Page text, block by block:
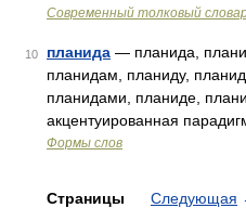
Современный толковый
10 планида — планида,
планидам, планиду,
планидами, планиде,
акцентуированная
Формы слов
Страницы Следующая